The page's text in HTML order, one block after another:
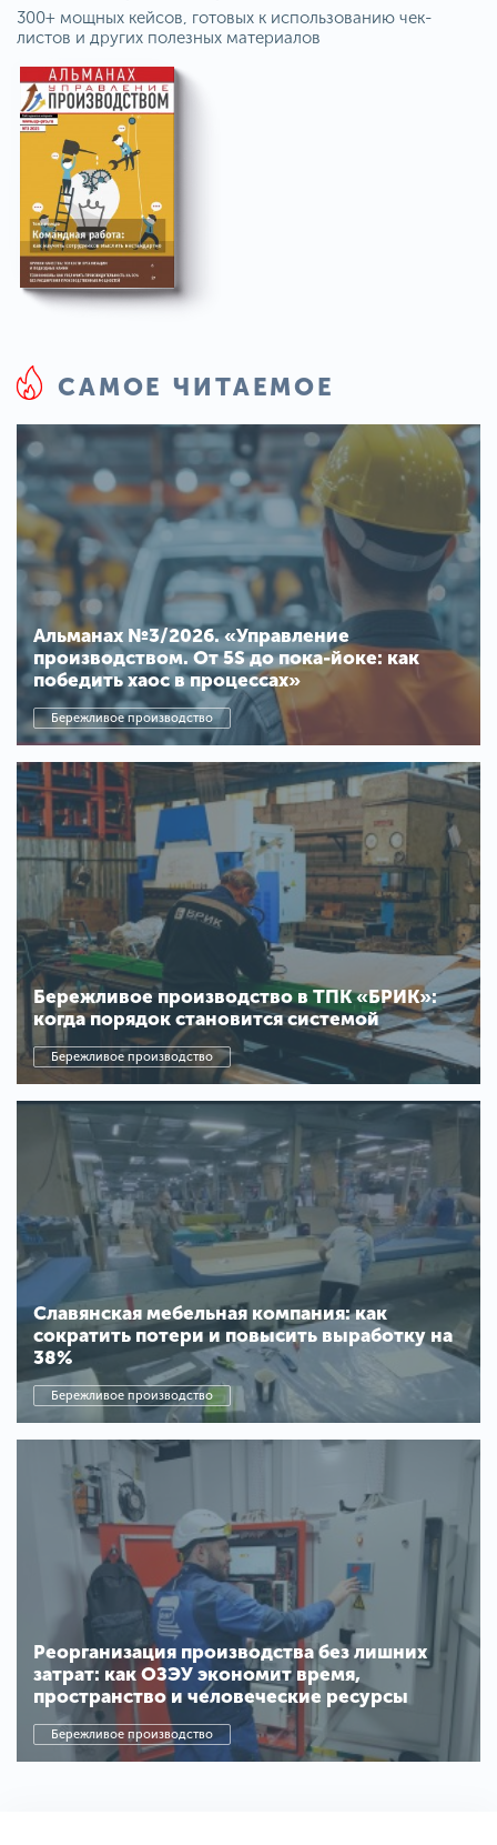
300+ мощных кейсов, готовых к использованию чек-
листов и других полезных материалов
САМОЕ ЧИТАЕМОЕ
Альманах №3/2026. «Управление
производством. От 5S до пока-йоке: как
победить хаос в процессах»
Бережливое производство
Бережливое производство в ТПК «БРИК»:
когда порядок становится системой
Бережливое производство
Славянская мебельная компания: как
сократить потери и повысить выработку на
38%
Бережливое производство
Реорганизация производства без лишних
затрат: как ОЗЭУ экономит время,
пространство и человеческие ресурсы
Бережливое производство